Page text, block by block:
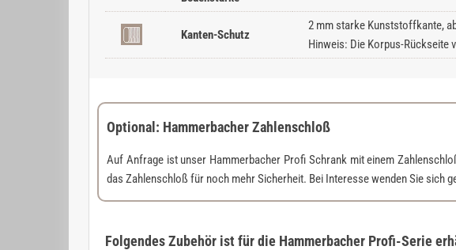
Kanten-Schutz
2 mm starke Kunststoffkante,
Hinweis: Die Korpus-Rückseite
Optional: Hammerbacher Zahlenschloß
Auf Anfrage ist unser Hammerbacher Profi Schrank mit einem
das Zahlenschloß für noch mehr Sicherheit. Bei Interesse wenden Sie sich
Folgendes Zubehör ist für die Hammerbacher Profi-Serie